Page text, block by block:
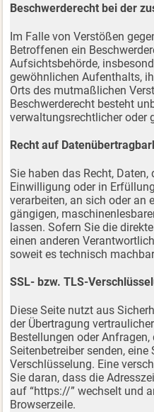
Beschwerderecht bei der
Im Falle von Verstößen
Betroffenen ein
Aufsichtsbehörde,
gewöhnlichen Aufenthalts,
Orts des mutmaßlichen
Beschwerderecht besteht
verwaltungsrechtlicher oder
Recht auf
Sie haben das Recht,
Einwilligung oder in
verarbeiten, an sich oder an
gängigen,
lassen. Sofern Sie die
einen anderen
soweit es technisch
SSL- bzw. TLS-
Diese Seite nutzt aus
der Übertragung
Bestellungen oder
Seitenbetreiber senden, eine
Verschlüsselung. Eine
Sie daran, dass die
auf “https://” wechselt und
Browserzeile.